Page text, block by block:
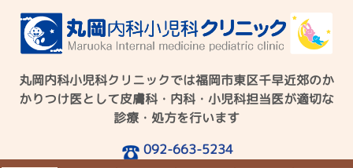
丸岡内科小児科クリニックでは福岡市東区千早近郊のか
かりつけ医として皮膚科・内科・小児科担当医が適切な
診療・処方を行います
092-663-5234